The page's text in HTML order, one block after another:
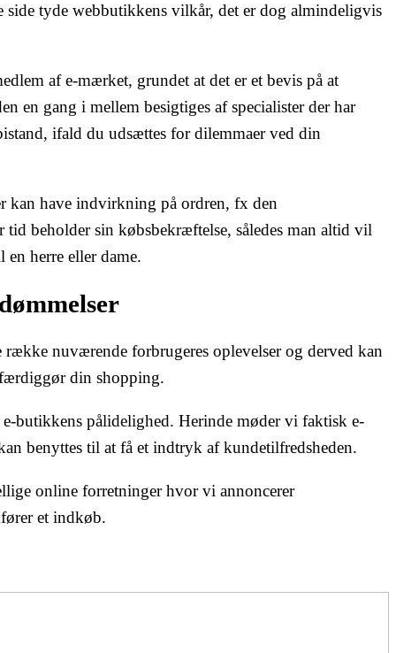
tyde webbutikkens vilkår, det er dog almindeligvis
af e-mærket, grundet at det er et bevis på at
en gang i mellem besigtiges af specialister der har
ifald du udsættes for dilemmaer ved din
kan have indvirkning på ordren, fx den
beholder sin købsbekræftelse, således man altid vil
herre eller dame.
nuværende forbrugeres oplevelser og derved kan
din shopping.
butikkens pålidelighed. Herinde møder vi faktisk e-
benyttes til at få et indtryk af kundetilfredsheden.
online forretninger hvor vi annoncerer
et indkøb.